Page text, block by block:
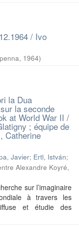
/ Ivo
, 1964)
la Dua
la seconde
at World War II /
; équipe de
Catherine
Javier; Ertl, István;
Alexandre Koyré,
sur l’imaginaire
à travers les
et étudie des